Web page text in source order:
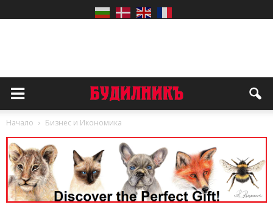
Начало Бизнес и Икономика